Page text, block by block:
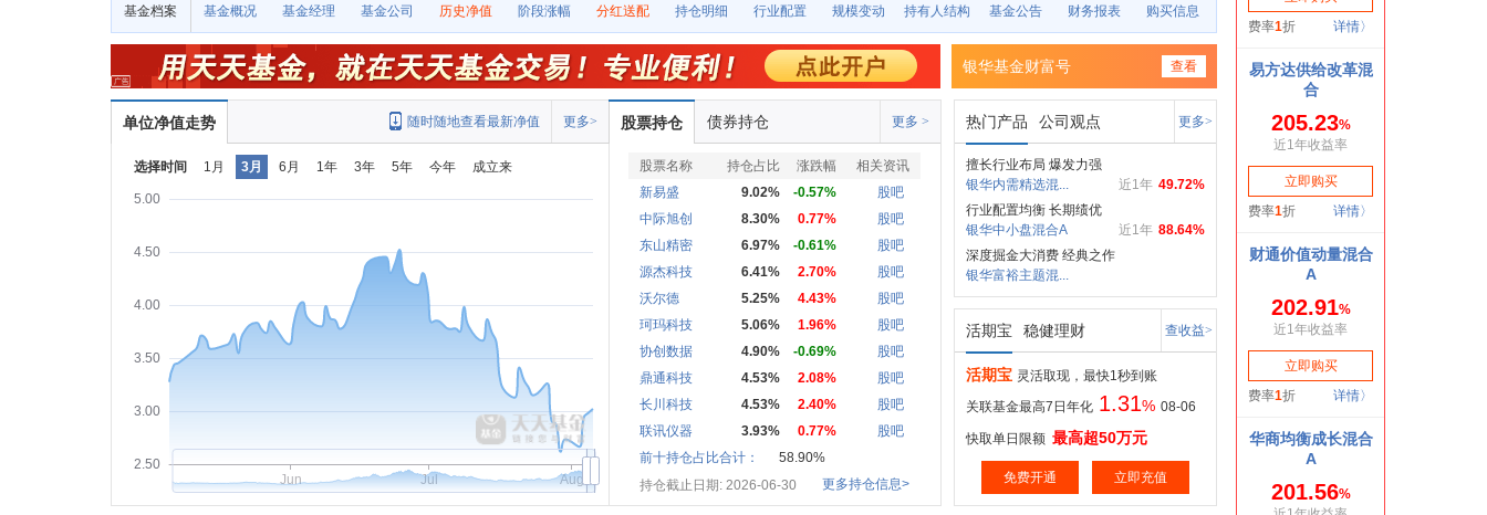
基金档案 基金概况 基金经理 基金公司 历史净值 阶段涨幅 分红送配 持仓明细 行业配置 规模变动 持有人结构 基金公告 财务报表 购买信息
银华基金财富号 查看
单位净值走势 更多>
随时随地查看最新净值
选择时间 1月 3月 6月 1年 3年 5年 今年 成立来
2.50
3.00
3.50
4.00
4.50
5.00
Jun Jul Aug
股票持仓 债券持仓 更多 >
股票名称 持仓占比 涨跌幅
相关资讯
新易盛
9.02% -0.57%
股吧
中际旭创
8.30% 0.77%
股吧
东山精密
6.97% -0.61%
股吧
源杰科技
6.41% 2.70%
股吧
沃尔德
5.25% 4.43%
股吧
珂玛科技
5.06% 1.96%
股吧
协创数据
4.90% -0.69%
股吧
鼎通科技
4.53% 2.08%
股吧
长川科技
4.53% 2.40%
股吧
联讯仪器
3.93% 0.77%
股吧
前十持仓占比合计：
58.90%
持仓截止日期: 2026-06-30
更多持仓信息>
热门产品 公司观点 更多>
擅长行业布局 爆发力强
49.72%
近1年
银华内需精选混...
行业配置均衡 长期绩优
88.64%
近1年
银华中小盘混合A
深度掘金大消费 经典之作
银华富裕主题混...
活期宝 稳健理财 查收益>
活期宝 灵活取现，最快1秒到账
关联基金最高7日年化 1.31% 08-06
快取单日限额 最高超50万元
免费开通 立即充值